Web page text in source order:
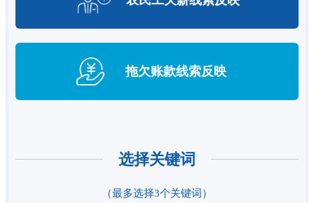
拖欠账款线索反映
选择关键词
（最多选择3个关键词）